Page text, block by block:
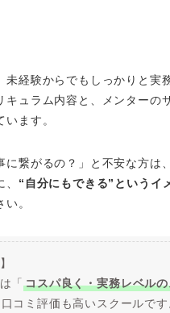
未経験からでもしっかりと実
キュラム内容と、メンターの
います。
に繋がるの？」と不安な方は
“自分にもできる”というイ
。
は「コスパ良く・実務レベル
口コミ評価も高いスクールです